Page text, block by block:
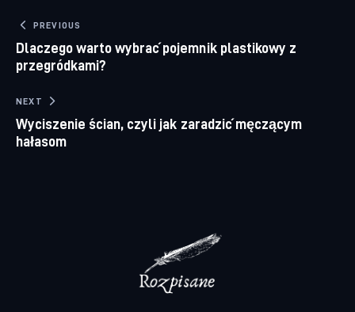
Nawigacja wpisu
PREVIOUS
Dlaczego warto wybrać pojemnik plastikowy z
przegródkami?
NEXT
Wyciszenie ścian, czyli jak zaradzić męczącym
hałasom